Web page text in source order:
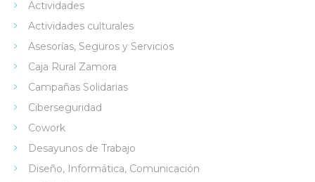
Actividades
Actividades culturales
Asesorías, Seguros y Servicios
Caja Rural Zamora
Campañas Solidarias
Ciberseguridad
Cowork
Desayunos de Trabajo
Diseño, Informática, Comunicación